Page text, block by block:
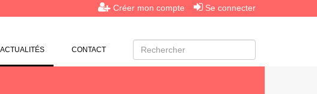
Créer mon compte Se connecter
ACTUALITÉS(CURRENT)CONTACT